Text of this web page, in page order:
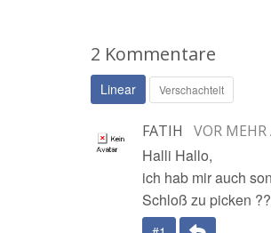
2 Kommentare
Linear Verschachtelt
FATIH VOR MEHR
Halli Hallo,
ich hab mir auch
Schloß zu picken